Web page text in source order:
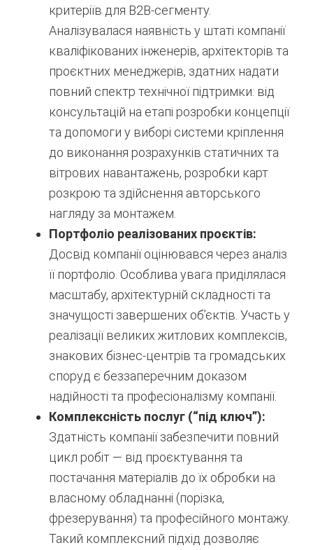
критеріїв для B2B-сегменту.
Аналізувалася наявність у штаті компанії
кваліфікованих інженерів, архітекторів та
проєктних менеджерів, здатних надати
повний спектр технічної підтримки: від
консультацій на етапі розробки концепції
та допомоги у виборі системи кріплення
до виконання розрахунків статичних та
вітрових навантажень, розробки карт
розкрою та здійснення авторського
нагляду за монтажем.
Портфоліо реалізованих проєктів:
Досвід компанії оцінювався через аналіз
її портфоліо. Особлива увага приділялася
масштабу, архітектурній складності та
значущості завершених об’єктів. Участь у
реалізації великих житлових комплексів,
знакових бізнес-центрів та громадських
споруд є беззаперечним доказом
надійності та професіоналізму компанії.
Комплексність послуг (“під ключ”):
Здатність компанії забезпечити повний
цикл робіт — від проєктування та
постачання матеріалів до їх обробки на
власному обладнанні (порізка,
фрезерування) та професійного монтажу.
Такий комплексний підхід дозволяє